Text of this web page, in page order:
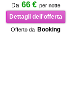
Da 66 € per notte
Dettagli dell'offerta
Offerto da Booking